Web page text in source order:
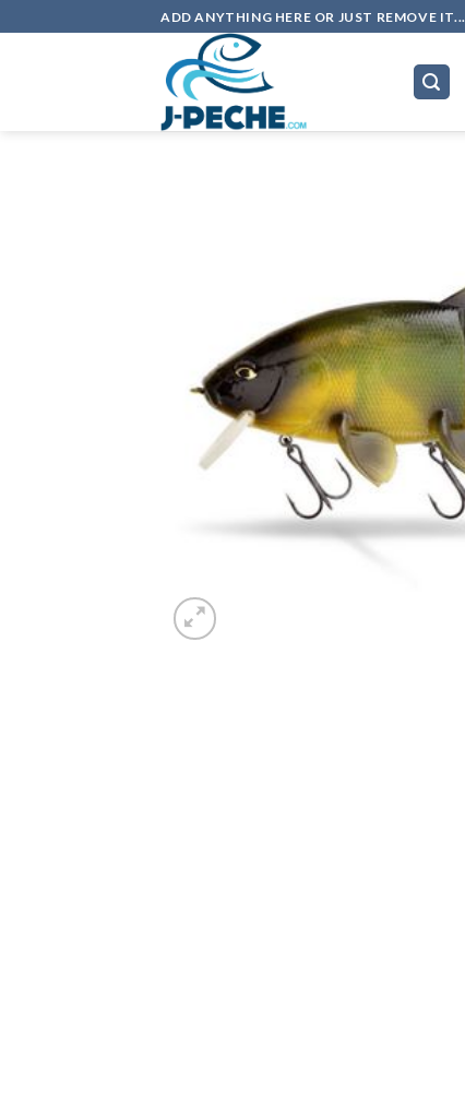
to
ADD ANYTHING HERE OR JUST REMOVE IT...